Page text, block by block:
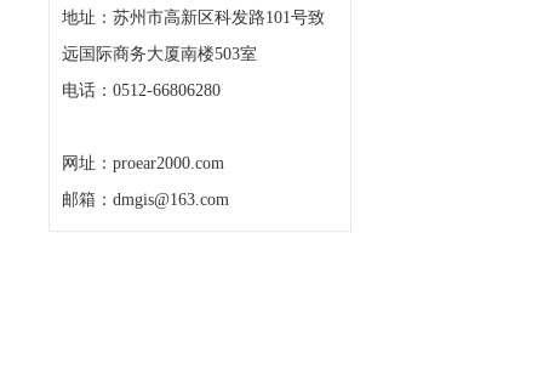
地址：苏州市高新区科发路101号致
远国际商务大厦南楼503室
电话：0512-66806280
网址：proear2000.com
邮箱：dmgis@163.com